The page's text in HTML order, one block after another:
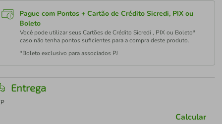
Pague com Pontos + Cartão de Crédito Sicredi, PIX ou
Boleto
Você pode utilizar seus Cartões de Crédito Sicredi , PIX ou Boleto*
caso não tenha pontos suficientes para a compra deste produto.
*Boleto exclusivo para associados PJ
Entrega
Calcular